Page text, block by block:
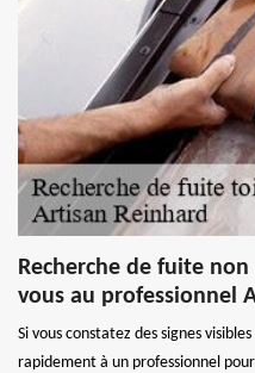
Recherche de fuite
vous au professionnel
Si vous constatez des signes
rapidement à un professionnel